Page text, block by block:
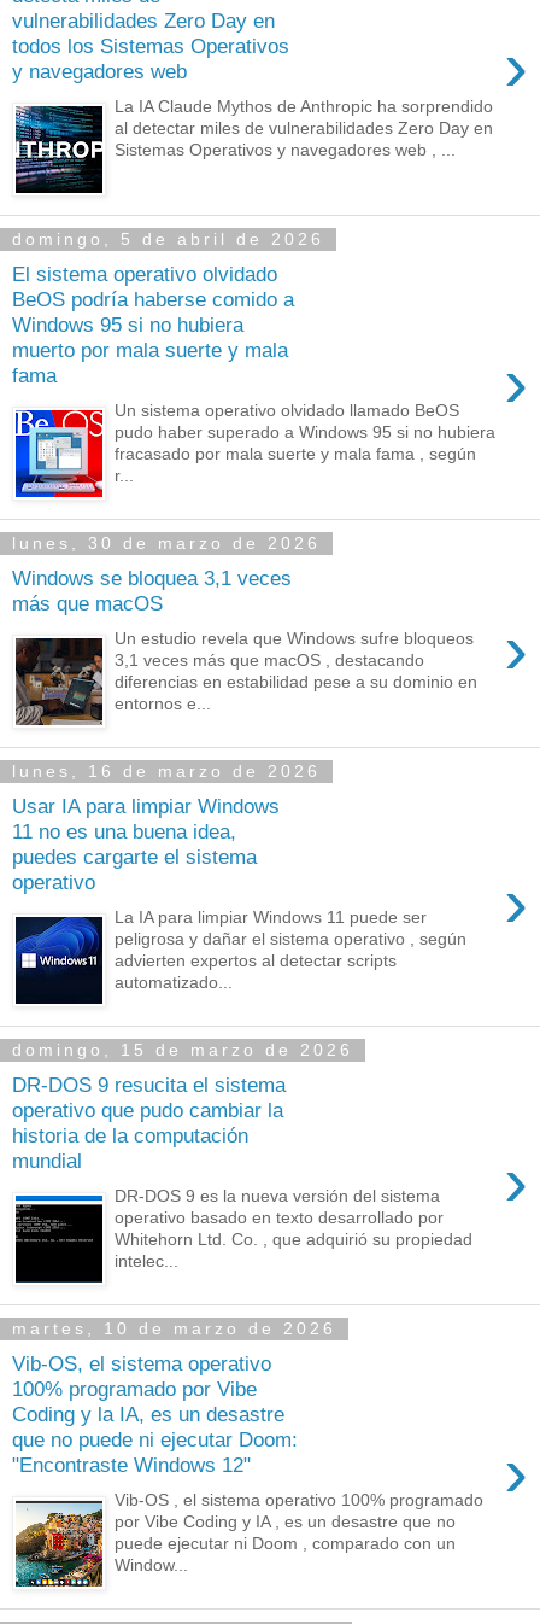
vulnerabilidades Zero Day en
todos los Sistemas Operativos
y navegadores web
›
La IA Claude Mythos de Anthropic ha sorprendido
al detectar miles de vulnerabilidades Zero Day en
Sistemas Operativos y navegadores web , ...
domingo, 5 de abril de 2026
El sistema operativo olvidado
BeOS podría haberse comido a
Windows 95 si no hubiera
muerto por mala suerte y mala
fama
›
Un sistema operativo olvidado llamado BeOS
pudo haber superado a Windows 95 si no hubiera
fracasado por mala suerte y mala fama , según
r...
lunes, 30 de marzo de 2026
Windows se bloquea 3,1 veces
más que macOS
›
Un estudio revela que Windows sufre bloqueos
3,1 veces más que macOS , destacando
diferencias en estabilidad pese a su dominio en
entornos e...
lunes, 16 de marzo de 2026
Usar IA para limpiar Windows
11 no es una buena idea,
puedes cargarte el sistema
operativo
›
La IA para limpiar Windows 11 puede ser
peligrosa y dañar el sistema operativo , según
advierten expertos al detectar scripts
automatizado...
domingo, 15 de marzo de 2026
DR-DOS 9 resucita el sistema
operativo que pudo cambiar la
historia de la computación
mundial
›
DR-DOS 9 es la nueva versión del sistema
operativo basado en texto desarrollado por
Whitehorn Ltd. Co. , que adquirió su propiedad
intelec...
martes, 10 de marzo de 2026
Vib-OS, el sistema operativo
100% programado por Vibe
Coding y la IA, es un desastre
que no puede ni ejecutar Doom:
"Encontraste Windows 12"
›
Vib-OS , el sistema operativo 100% programado
por Vibe Coding y IA , es un desastre que no
puede ejecutar ni Doom , comparado con un
Window...